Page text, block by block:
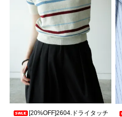
[20%OFF]2604.ドライタッチ